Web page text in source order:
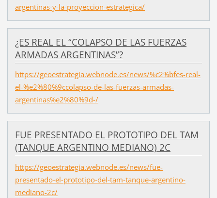
argentinas-y-la-proyeccion-estrategica/
¿ES REAL EL “COLAPSO DE LAS FUERZAS
ARMADAS ARGENTINAS”?
https://geoestrategia.webnode.es/news/%c2%bfes-real-
el-%e2%80%9ccolapso-de-las-fuerzas-armadas-
argentinas%e2%80%9d-/
FUE PRESENTADO EL PROTOTIPO DEL TAM
(TANQUE ARGENTINO MEDIANO) 2C
https://geoestrategia.webnode.es/news/fue-
presentado-el-prototipo-del-tam-tanque-argentino-
mediano-2c/